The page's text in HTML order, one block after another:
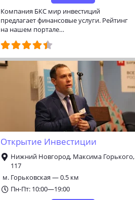
Компания БКС мир инвестиций
предлагает финансовые услуги. Рейтинг
на нашем портале…
Открытие Инвестиции
Нижний Новгород, Максима Горького,
117
м. Горьковская — 0.5 км
Пн-Пт: 10:00—19:00